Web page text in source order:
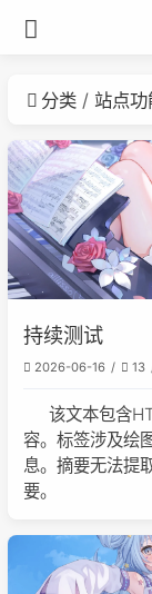
分类 站点
持续测试
2026-06-16 13
该文本包含
容。标签涉及绘
息。摘要无法提
要。